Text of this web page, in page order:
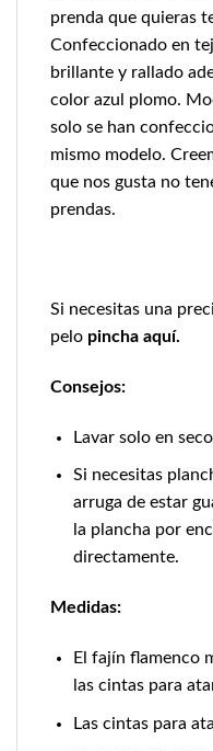
prenda que quieras
Confeccionado en
brillante y rallado
color azul plomo.
solo se han
mismo modelo.
que nos gusta no
prendas.
Si necesitas una
pelo pincha aquí.
Consejos:
Lavar solo en
Si necesitas
arruga de estar
la plancha por
directamente.
Medidas:
El fajín flamenco
las cintas para
Las cintas para